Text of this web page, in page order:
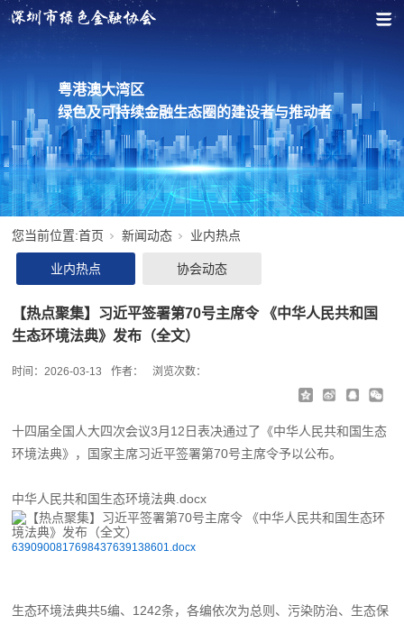
粤港澳大湾区
绿色及可持续金融生态圈的建设者与推动者
您当前位置:首页 新闻动态 业内热点
业内热点 协会动态
【热点聚集】习近平签署第70号主席令 《中华人民共和国
生态环境法典》发布（全文）
时间： 2026-03-13 作者： 浏览次数：
十四届全国人大四次会议3月12日表决通过了《中华人民共和国生态
环境法典》，国家主席习近平签署第70号主席令予以公布。
中华人民共和国生态环境法典.docx
6390900817698437639138601.docx
生态环境法典共5编、1242条，各编依次为总则、污染防治、生态保